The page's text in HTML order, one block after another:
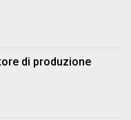
di produzione